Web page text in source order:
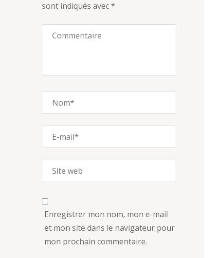
sont indiqués avec*
Enregistrer mon nom, mon e-mail
et mon site dans le navigateur pour
mon prochain commentaire.